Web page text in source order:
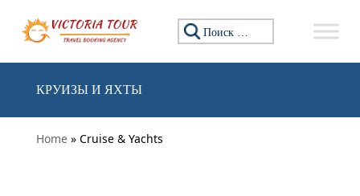
Искать:
КРУИЗЫ И ЯХТЫ
Home » Cruise & Yachts